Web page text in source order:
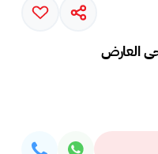
العارض